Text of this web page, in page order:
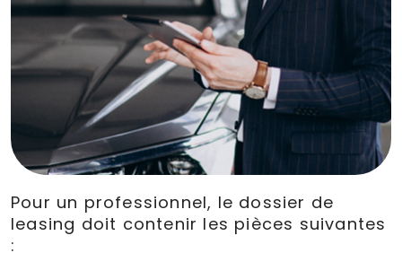
Pour un professionnel, le dossier de
leasing doit contenir les pièces suivantes
: